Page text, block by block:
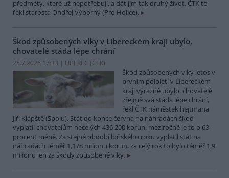
předměty, které už nepotřebují, a dát jim tak druhý život. ČTK to
řekl starosta Ondřej Výborný (Pro Holice).
Škod způsobených vlky v Libereckém kraji ubylo,
chovatelé stáda lépe chrání
25.7.2026 17:33 | LIBEREC (ČTK)
Škod způsobených vlky letos v
prvním pololetí v Libereckém
kraji výrazně ubylo, chovatelé
zřejmě svá stáda lépe chrání,
řekl ČTK náměstek hejtmana
Jiří Klápště (Spolu). Stát do konce června na náhradách škod
vyplatil chovatelům necelých 436 200 korun, meziročně je to o 63
procent méně. Za stejné období loňského roku vyplatil stát na
náhradách téměř 1,178 milionu korun, za celý rok to bylo téměř 1,9
milionu jen za škody způsobené vlky.